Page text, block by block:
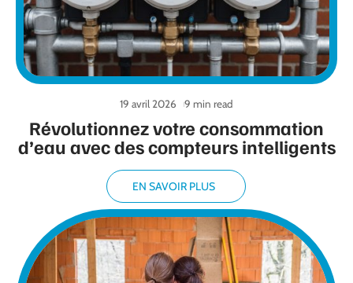
Révolutionnez votre consommation
d’eau avec des compteurs intelligents
19 avril 2026 9 min read
EN SAVOIR PLUS